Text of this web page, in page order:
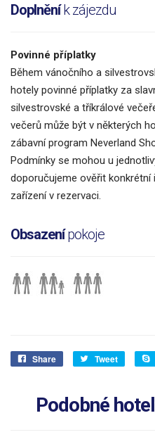
Doplněník zájezdu
Povinné příplatky
Během vánočního a
hotely povinné příplatky za
silvestrovské a tříkrálové
večerů může být v některých
zábavní program Neverland
Podmínky se mohou u
doporučujeme ověřit
zařízení v rezervaci.
Obsazenípokoje
Share Tweet
Podobné